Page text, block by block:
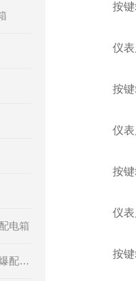
电箱
BXMD 定做户外带防雨罩防爆配电箱
按键
仪表尺
按键
仪表尺
按键
仪表尺
按键